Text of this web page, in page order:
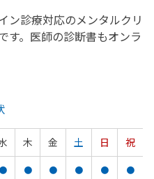
ン診療対応のメンタルクリ
す。医師の診断書もオンラ
木 金 土 日
祝
● ● ● ● ● ●